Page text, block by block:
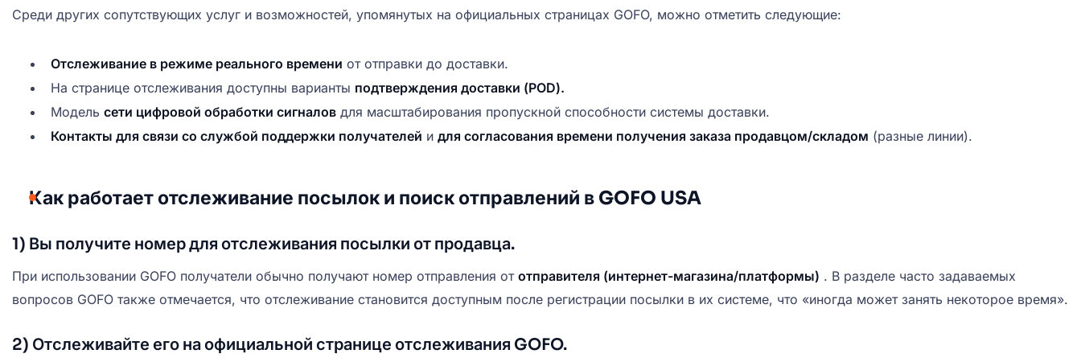
Среди других сопутствующих услуг и возможностей, упомянутых на официальных страницах GOFO, можно отметить следующие:
Отслеживание в режиме реального времени от отправки до доставки.
На странице отслеживания доступны варианты подтверждения доставки (POD).
Модель сети цифровой обработки сигналов для масштабирования пропускной способности системы доставки.
Контакты для связи со службой поддержки получателей и для согласования времени получения заказа продавцом/складом (разные линии).
Как работает отслеживание посылок и поиск отправлений в GOFO USA
1) Вы получите номер для отслеживания посылки от продавца.
При использовании GOFO получатели обычно получают номер отправления от отправителя (интернет-магазина/платформы) . В разделе часто задаваемых
вопросов GOFO также отмечается, что отслеживание становится доступным после регистрации посылки в их системе, что «иногда может занять некоторое время».
2) Отслеживайте его на официальной странице отслеживания GOFO.